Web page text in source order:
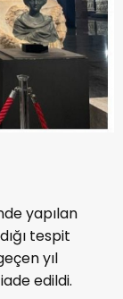
yapılan
tespit
yıl
edildi.